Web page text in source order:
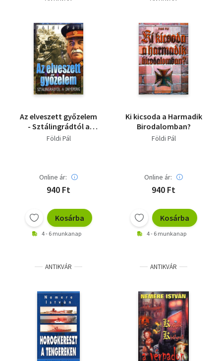
Az elveszett győzelem
- Sztálingrádtól a
Dnyeperig
Földi Pál
Online ár:
940 Ft
Kosárba
4 - 6 munkanap
Ki kicsoda a Harmadik
Birodalomban?
Földi Pál
Online ár:
940 Ft
Kosárba
4 - 6 munkanap
ANTIKVÁR ANTIKVÁR